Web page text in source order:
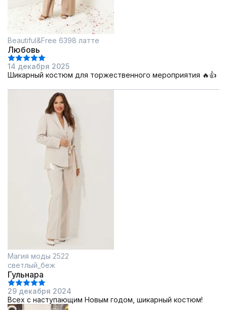
Beautiful&Free 6398 латте
Любовь
14 декабря 2025
Шикарный костюм для торжественного мероприятия 🔥👍
Магия моды 2522
светлый_беж
Гульнара
29 декабря 2024
Всех с наступающим Новым годом, шикарный костюм!